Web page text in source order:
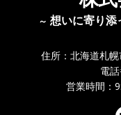
～ 想いに寄り添
住所：北海道札
電
営業時間：